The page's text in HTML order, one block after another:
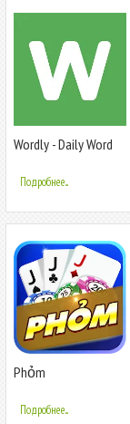
Wordly - Daily Word
Подробнее...
Phỏm
Подробнее...